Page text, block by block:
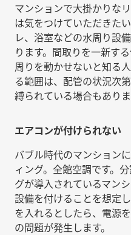
マンションで大掛かりな
は気をつけていただきた
レ、浴室などの水周り設
ります。間取りを一新す
周りを動かせないと知る
る範囲は、配管の状況次
縛られている場合もありま
エアコンが付けられない
バブル時代のマンション
ィング。全館空調です。
グが導入されているマン
設備を付けることを想定
を入れるとしたら、電源
の問題が発生します。